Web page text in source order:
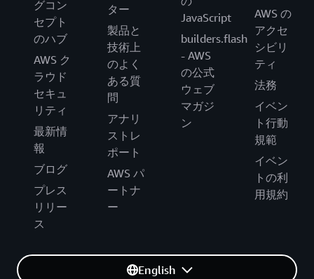
グコン
セプト
のハブ
AWS ク
ラウド
セキュ
リティ
最新情
報
ブログ
プレス
リリー
ス
ター
製品と
技術上
のよく
ある質
問
アナリ
ストレ
ポート
AWS パ
ートナ
ー
JavaScript
builders.flash
- AWS
の公式
ウェブ
マガジ
ン
AWS の
アクセ
シビリ
ティ
法務
イベン
ト行動
規範
イベン
トの利
用規約
English